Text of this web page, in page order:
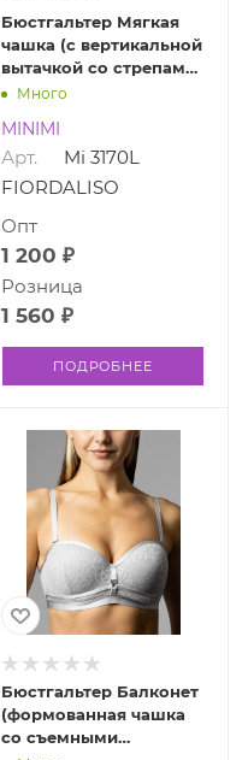
Бюстгальтер Мягкая
чашка (с вертикальной
вытачкой со стрепами)
Mi 3170L FIORDALISO
Много
MINIMI
Арт.
Mi 3170L
FIORDALISO
1 200 ₽
Опт
1 560 ₽
Розница
ПОДРОБНЕЕ
Бюстгальтер Балконет
(формованная чашка
со съемными